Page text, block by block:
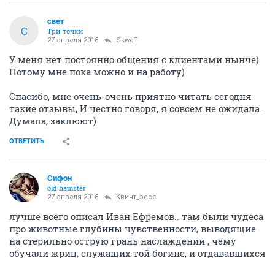
С
свет
Три точки
27 апреля 2016 SkwоT
У меня нет постоянно общения с клиентами нынче)
Потому мне пока можно и на работу)
Спасибо, мне очень-очень приятно читать сегодня
такие отзывы, И честно говоря, я совсем не ожидала.
Думала, заклюют)
ОТВЕТИТЬ
Сифон
old hamster
27 апреля 2016 Квинт_эссе
лучше всего описал Иван Ефремов.. там были чудеса
про животные глубины чувственности, выводящие
на стерильно острую грань наслаждений , чему
обучали жриц, служащих той богине, и отдававшихся